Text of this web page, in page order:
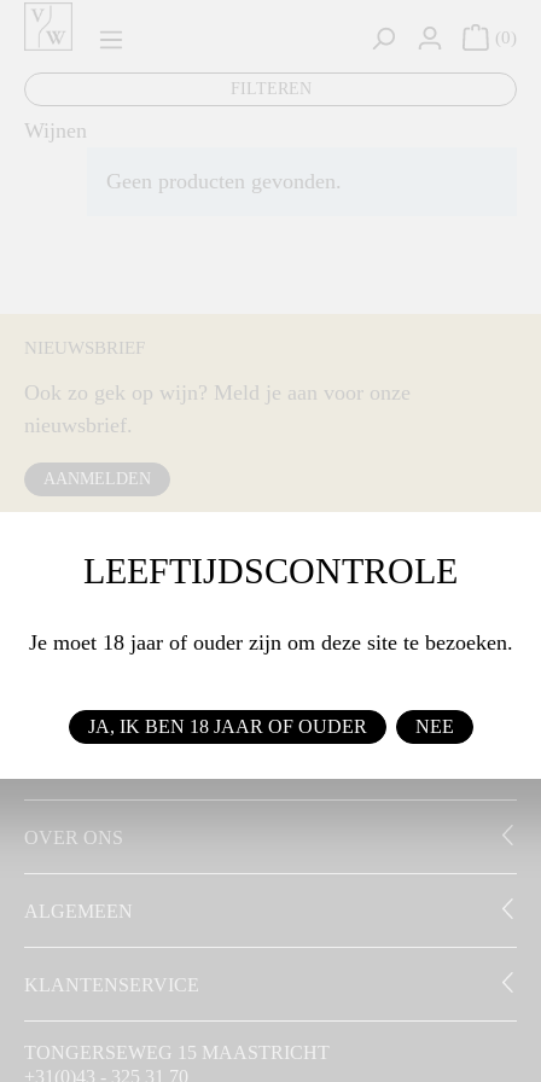
0
FILTEREN
Wijnen
Geen producten gevonden.
NIEUWSBRIEF
Ook zo gek op wijn? Meld je aan voor onze
nieuwsbrief.
AANMELDEN
OVER ONS
ALGEMEEN
KLANTENSERVICE
TONGERSEWEG 15 MAASTRICHT
+31(0)43 - 325 31 70
LEEFTIJDSCONTROLE
Je moet 18 jaar of ouder zijn om deze site te bezoeken.
JA, IK BEN 18 JAAR OF OUDER NEE